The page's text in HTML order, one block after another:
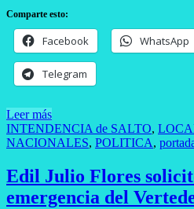
Comparte esto:
Facebook WhatsApp
Telegram
Leer más
INTENDENCIA de SALTO,
NACIONALES, POLITICA,
Edil Julio Flores
emergencia del